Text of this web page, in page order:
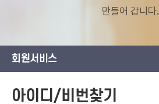
만들어 갑니다.
회원서비스
아이디/비번찾기